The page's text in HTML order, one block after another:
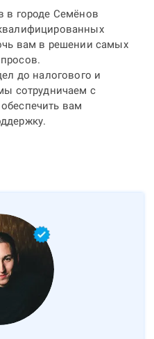
в городе Семёнов
вам в решении самых
до налогового и
сотрудничаем с
вам